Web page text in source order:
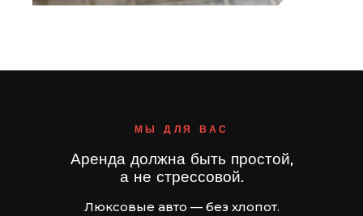
МЫ ДЛЯ ВАС
Аренда должна быть простой,
а не стрессовой.
Люксовые авто — без хлопот.